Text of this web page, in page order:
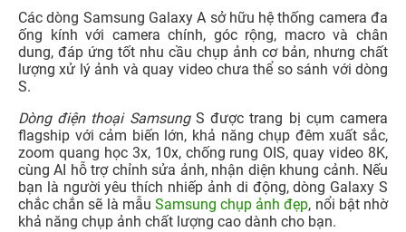
Các dòng Samsung Galaxy A sở hữu hệ thống camera đa
ống kính với camera chính, góc rộng, macro và chân
dung, đáp ứng tốt nhu cầu chụp ảnh cơ bản, nhưng chất
lượng xử lý ảnh và quay video chưa thể so sánh với dòng
S.
Dòng điện thoại SamsungS được trang bị cụm camera
flagship với cảm biến lớn, khả năng chụp đêm xuất sắc,
zoom quang học 3x, 10x, chống rung OIS, quay video 8K,
cùng AI hỗ trợ chỉnh sửa ảnh, nhận diện khung cảnh. Nếu
bạn là người yêu thích nhiếp ảnh di động, dòng Galaxy S
chắc chắn sẽ là mẫu Samsung chụp ảnh đẹp, nổi bật nhờ
khả năng chụp ảnh chất lượng cao dành cho bạn.